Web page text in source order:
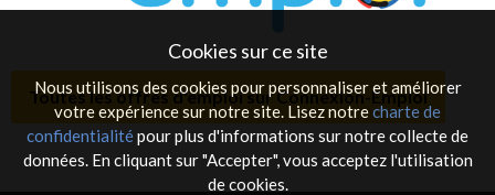
Toutes les offres d'emploi sur Connexion-Emploi
Cookies sur ce site
Nous utilisons des cookies pour personnaliser et améliorer
votre expérience sur notre site. Lisez notrecharte de
confidentialitépour plus d'informations sur notre collecte de
données. En cliquant sur "Accepter", vous acceptez l'utilisation
de cookies.